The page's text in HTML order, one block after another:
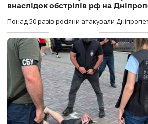
внаслідок обстрілів рф на
Понад 50 разів росіяни атакували